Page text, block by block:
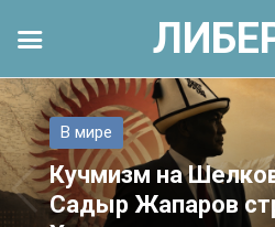
Перейти
к
контенту
В мире
Кучмизм на
Садыр Жапаров